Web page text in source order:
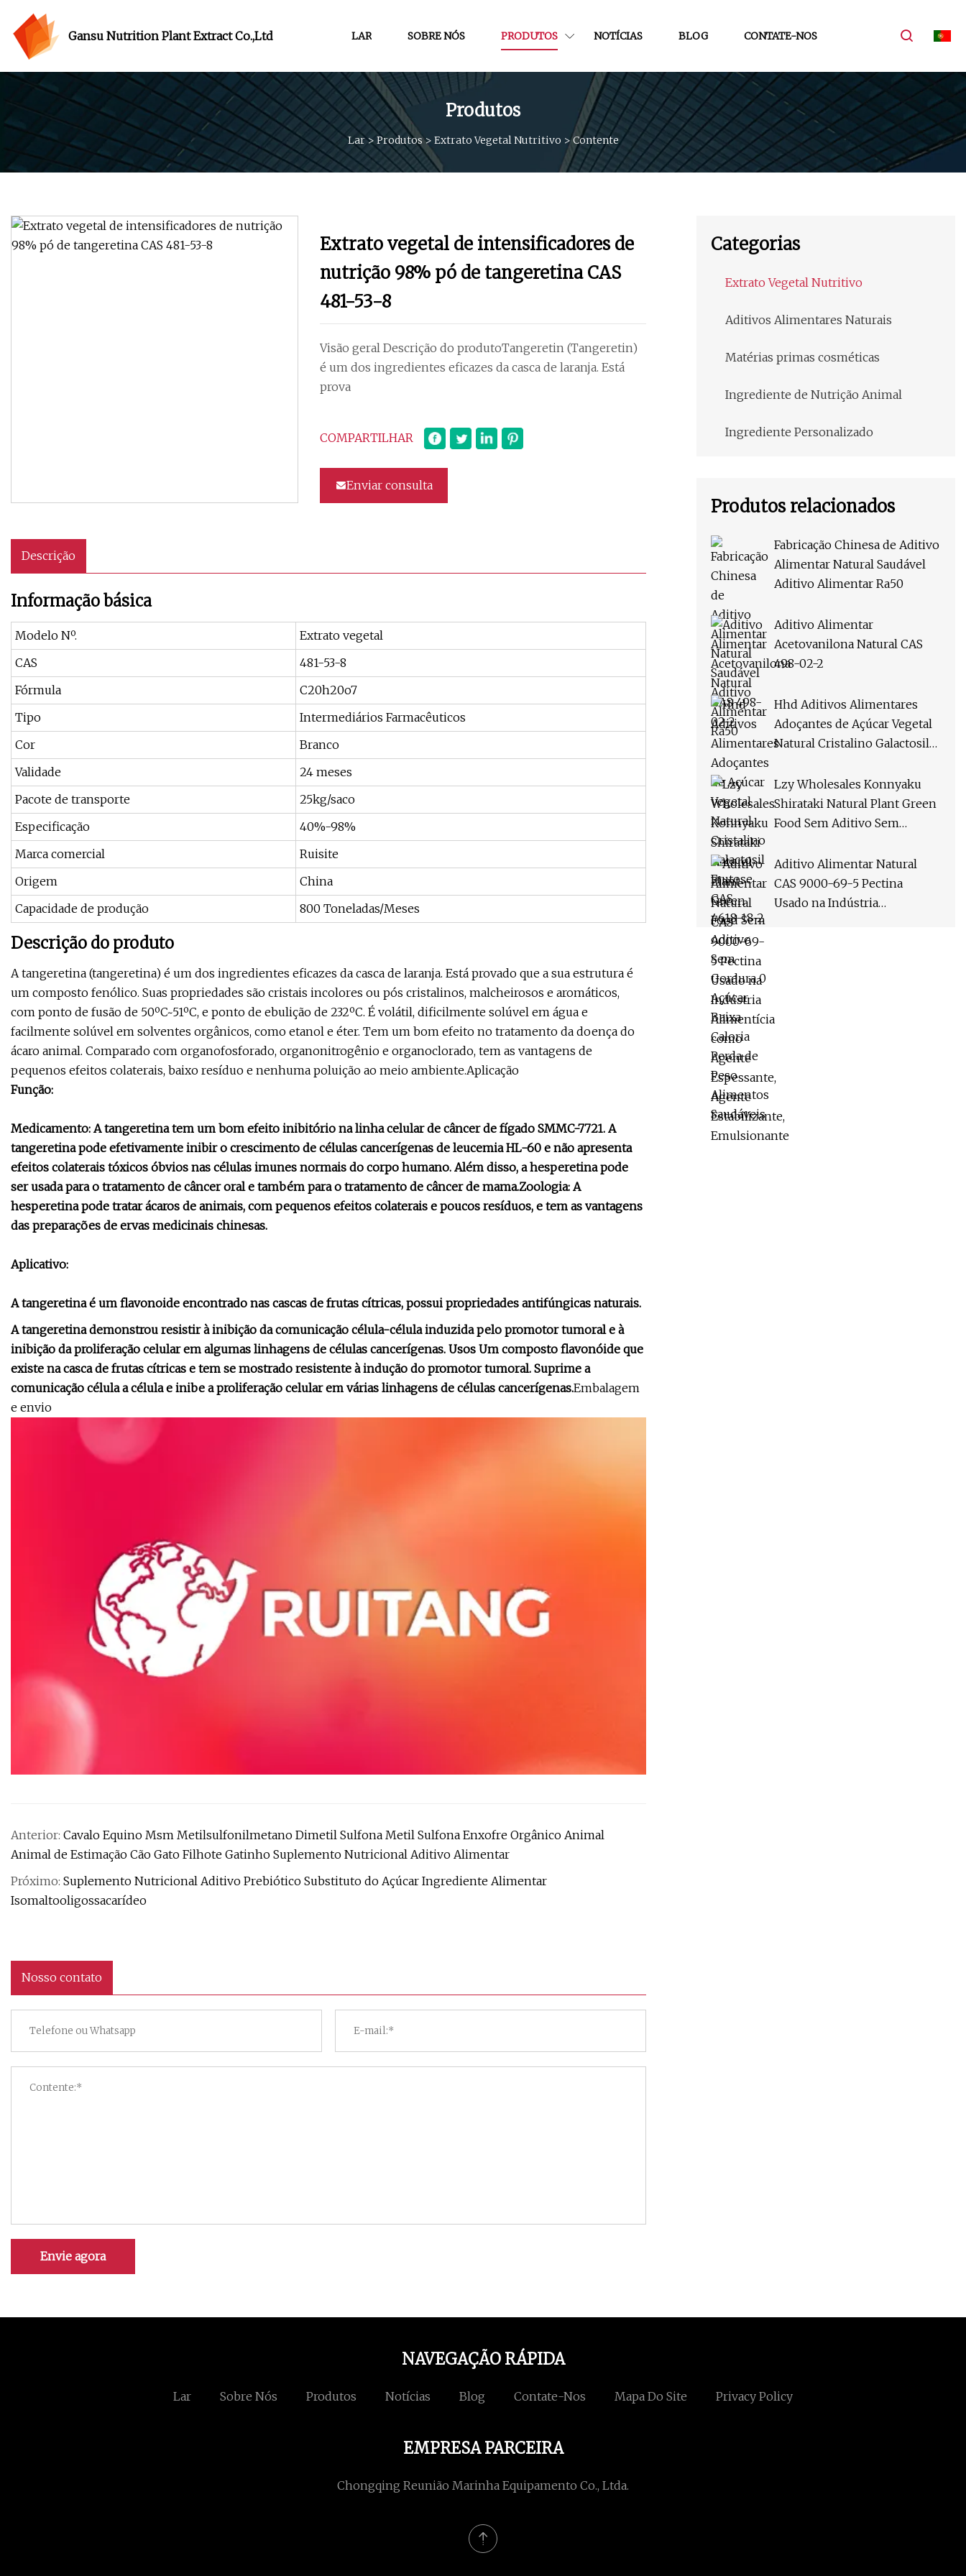
Gansu Nutrition Plant Extract Co.,Ltd LAR SOBRE NÓS PRODUTOS NOTÍCIAS BLOG CONTATE-NOS
Produtos
Lar> Produtos> Extrato Vegetal Nutritivo >Contente
Extrato vegetal de intensificadores de
nutrição 98% pó de tangeretina CAS
481-53-8
Visão geral Descrição do produtoTangeretin (Tangeretin)
é um dos ingredientes eficazes da casca de laranja. Está
prova
COMPARTILHAR
Enviar consulta
Descrição
Informação básica
Modelo Nº.
Extrato vegetal
CAS
481-53-8
Fórmula
C20h20o7
Tipo
Intermediários Farmacêuticos
Cor
Branco
Validade
24 meses
Pacote de transporte
25kg/saco
Especificação
40%-98%
Marca comercial
Ruisite
Origem
China
Capacidade de produção
800 Toneladas/Meses
Descrição do produto
A tangeretina (tangeretina) é um dos ingredientes eficazes da casca de laranja. Está provado que a sua estrutura é
um composto fenólico. Suas propriedades são cristais incolores ou pós cristalinos, malcheirosos e aromáticos,
com ponto de fusão de 50ºC~51ºC, e ponto de ebulição de 232ºC. É volátil, dificilmente solúvel em água e
facilmente solúvel em solventes orgânicos, como etanol e éter. Tem um bom efeito no tratamento da doença do
ácaro animal. Comparado com organofosforado, organonitrogênio e organoclorado, tem as vantagens de
pequenos efeitos colaterais, baixo resíduo e nenhuma poluição ao meio ambiente.Aplicação
Função:
Medicamento: A tangeretina tem um bom efeito inibitório na linha celular de câncer de fígado SMMC-7721. A
tangeretina pode efetivamente inibir o crescimento de células cancerígenas de leucemia HL-60 e não apresenta
efeitos colaterais tóxicos óbvios nas células imunes normais do corpo humano. Além disso, a hesperetina pode
ser usada para o tratamento de câncer oral e também para o tratamento de câncer de mama.Zoologia: A
hesperetina pode tratar ácaros de animais, com pequenos efeitos colaterais e poucos resíduos, e tem as vantagens
das preparações de ervas medicinais chinesas.
Aplicativo:
A tangeretina é um flavonoide encontrado nas cascas de frutas cítricas, possui propriedades antifúngicas naturais.
A tangeretina demonstrou resistir à inibição da comunicação célula-célula induzida pelo promotor tumoral e à
inibição da proliferação celular em algumas linhagens de células cancerígenas. Usos Um composto flavonóide que
existe na casca de frutas cítricas e tem se mostrado resistente à indução do promotor tumoral. Suprime a
comunicação célula a célula e inibe a proliferação celular em várias linhagens de células cancerígenas.Embalagem
e envio
Anterior: Cavalo Equino Msm Metilsulfonilmetano Dimetil Sulfona Metil Sulfona Enxofre Orgânico Animal
Animal de Estimação Cão Gato Filhote Gatinho Suplemento Nutricional Aditivo Alimentar
Próximo: Suplemento Nutricional Aditivo Prebiótico Substituto do Açúcar Ingrediente Alimentar
Isomaltooligossacarídeo
Nosso contato
Envie agora
Categorias
Extrato Vegetal Nutritivo
Aditivos Alimentares Naturais
Matérias primas cosméticas
Ingrediente de Nutrição Animal
Ingrediente Personalizado
Produtos relacionados
Fabricação Chinesa de Aditivo
Alimentar Natural Saudável
Aditivo Alimentar Ra50
Aditivo Alimentar
Acetovanilona Natural CAS
498-02-2
Hhd Aditivos Alimentares
Adoçantes de Açúcar Vegetal
Natural Cristalino Galactosil
Lzy Wholesales Konnyaku
Shirataki Natural Plant Green
Food Sem Aditivo Sem
Caloria Perda de Peso
Alimentos Saudáveis
Aditivo Alimentar Natural
CAS 9000-69-5 Pectina
Usado na Indústria
NAVEGAÇÃO RÁPIDA
Lar Sobre Nós Produtos Notícias Blog Contate-Nos Mapa Do Site Privacy Policy
EMPRESA PARCEIRA
Chongqing Reunião Marinha Equipamento Co., Ltda.